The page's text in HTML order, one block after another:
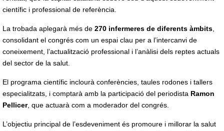
científic i professional de referència.
La trobada aplegarà més de 270 infermeres de diferents àmbits,
consolidant el congrés com un espai clau per a l’intercanvi de
coneixement, l’actualització professional i l’anàlisi dels reptes actuals
del sector de la salut.
El programa científic inclourà conferències, taules rodones i tallers
especialitzats, i comptarà amb la participació del periodista Ramon
Pellicer, que actuarà com a moderador del congrés.
L’objectiu principal de l’esdeveniment és promoure i millorar la salut